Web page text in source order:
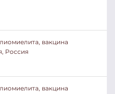
вакцина
Россия
вакцина